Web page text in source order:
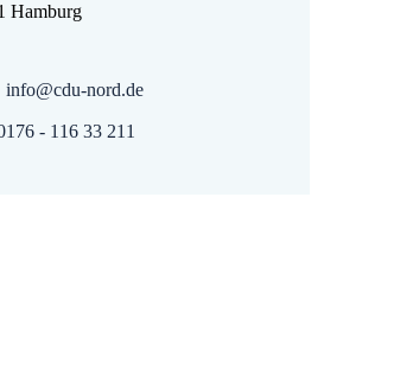
Hamburg
info@cdu-nord.de
- 116 33 211